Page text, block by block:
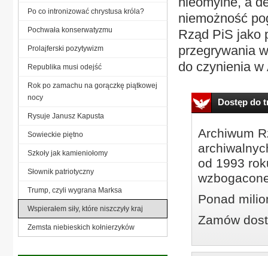
niemożność
Rząd PiS jako
przegrywania
do czynienia w
Dostęp do
Archiwum
od 1993
Ponad
Zamów
Po co intronizować chrystusa króla?
Pochwała konserwatyzmu
Prolajferski pozytywizm
Republika musi odejść
Rok po zamachu na gorączkę piątkowej
nocy
Rysuje Janusz Kapusta
Sowieckie piętno
Szkoły jak kamieniołomy
Słownik patriotyczny
Trump, czyli wygrana Marksa
Wspierałem siły, które niszczyły kraj
Zemsta niebieskich kołnierzyków